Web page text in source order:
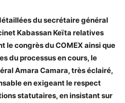
du secrétaire général
Kabassan Keïta relatives
le congrès du COMEX ainsi que
du processus en cours, le
Amara Camara, très éclairé,
en exigeant le respect
statutaires, en insistant sur